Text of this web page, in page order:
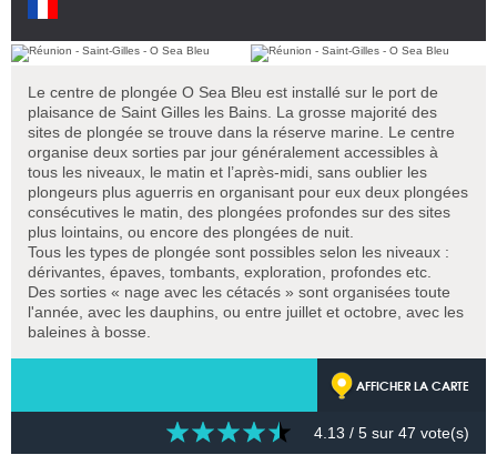
Le centre de plongée O Sea Bleu est installé sur le port de
plaisance de Saint Gilles les Bains. La grosse majorité des
sites de plongée se trouve dans la réserve marine. Le centre
organise deux sorties par jour généralement accessibles à
tous les niveaux, le matin et l’après-midi, sans oublier les
plongeurs plus aguerris en organisant pour eux deux plongées
consécutives le matin, des plongées profondes sur des sites
plus lointains, ou encore des plongées de nuit.
Tous les types de plongée sont possibles selon les niveaux :
dérivantes, épaves, tombants, exploration, profondes etc.
Des sorties « nage avec les cétacés » sont organisées toute
l'année, avec les dauphins, ou entre juillet et octobre, avec les
baleines à bosse.
AFFICHER LA CARTE
4.13 / 5 sur 47 vote(s)